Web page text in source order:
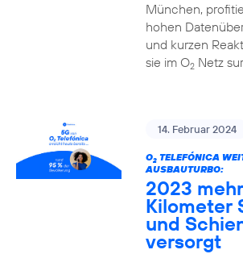
München,
hohen
und kurzen
sie im O2Netz
14. Februar 2024
O2TELEFÓNICA
AUSBAUTURBO:
2023
Kilometer
und
versorgt